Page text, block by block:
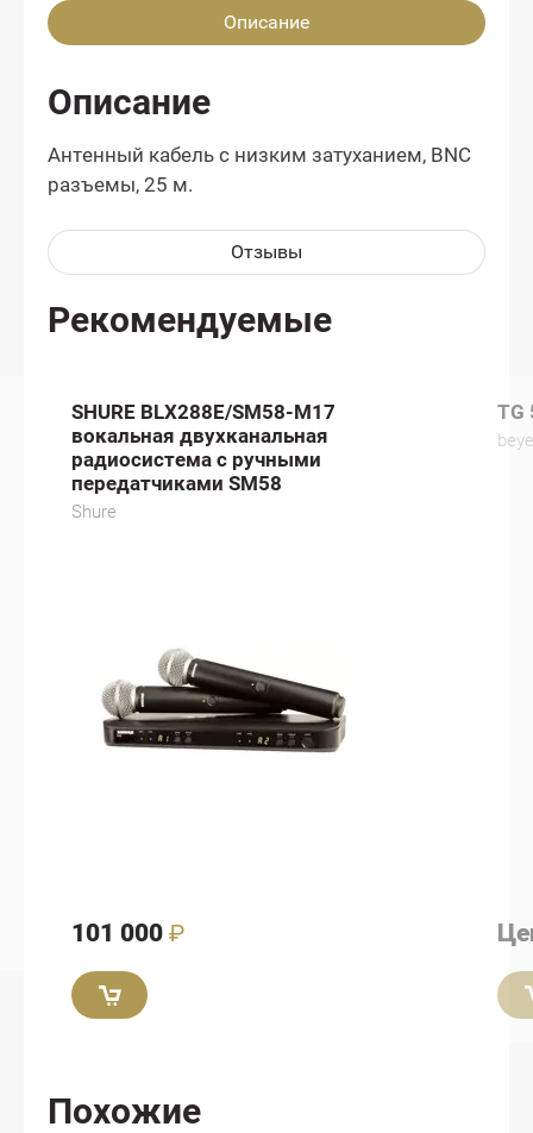
Описание
Описание
Антенный кабель с низким затуханием, BNC
разъемы, 25 м.
Отзывы
Рекомендуемые
SHURE BLX288E/SM58-M17
вокальная двухканальная
радиосистема с ручными
передатчиками SM58
Shure
101 000 ₽
TG
Похожие